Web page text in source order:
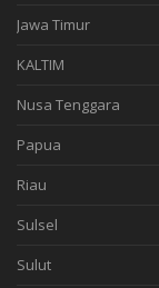
Jawa Timur
KALTIM
Nusa Tenggara
Papua
Riau
Sulsel
Sulut